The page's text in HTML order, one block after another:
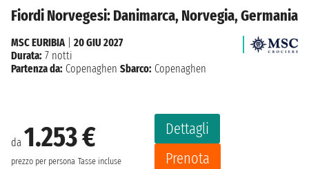
Fiordi Norvegesi: Danimarca, Norvegia, Germania
da 1.253 €
prezzo per persona Tasse incluse
Dettagli
Prenota
MSC EURIBIA| 20 GIU 2027
Durata: 7 notti
Partenza da: Copenaghen Sbarco: Copenaghen